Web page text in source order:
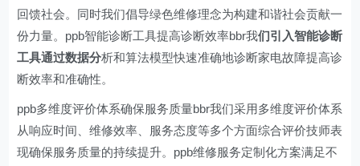
回馈社会。同时我们倡导绿色维修理念为构建和谐社会贡献一
份力量。ppb智能诊断工具提高诊断效率bbr我们引入智能诊断
工具通过数据分析和算法模型快速准确地诊断家电故障提高诊
断效率和准确性。
ppb多维度评价体系确保服务质量bbr我们采用多维度评价体系
从响应时间、维修效率、服务态度等多个方面综合评价技师表
现确保服务质量的持续提升。ppb维修服务定制化方案满足不